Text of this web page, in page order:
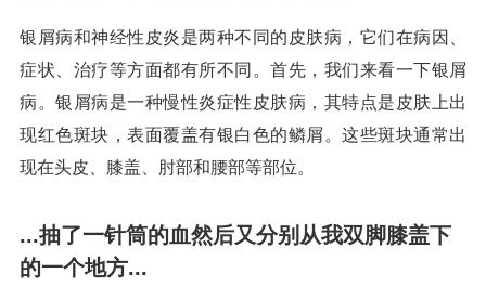
银屑病和神经性皮炎是两种不同的皮肤病，它们在病因、
症状、治疗等方面都有所不同。首先，我们来看一下银屑
病。银屑病是一种慢性炎症性皮肤病，其特点是皮肤上出
现红色斑块，表面覆盖有银白色的鳞屑。这些斑块通常出
现在头皮、膝盖、肘部和腰部等部位。
...抽了一针筒的血然后又分别从我双脚膝盖下
的一个地方...